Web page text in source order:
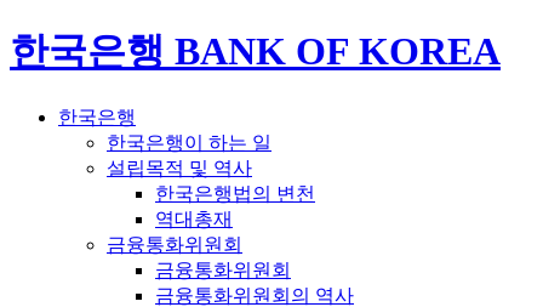
한국은행 BANK OF KOREA
한국은행
한국은행이 하는 일
설립목적 및 역사
한국은행법의 변천
역대총재
금융통화위원회
금융통화위원회
금융통화위원회의 역사